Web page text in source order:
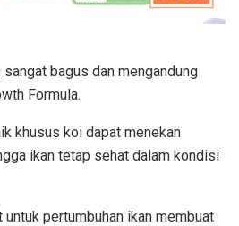
bagus dan mengandung
Formula.
khusus koi dapat menekan
ikan tetap sehat dalam kondisi
untuk pertumbuhan ikan membuat